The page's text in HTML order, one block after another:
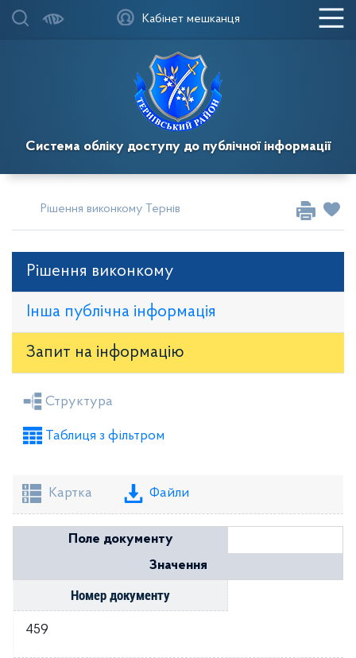
Система обліку доступу до публічної інформації
Кабінет мешканця
Рішення виконкому Тернівської районної у місті ради
Рішення виконкому
Інша публічна інформація
Запит на iнформацію
Засідання районної ради
Проекти рішень районної ради
Структура
Таблиця з фільтром
Картка Файли
Поле документу
Значення
Номер документу
459